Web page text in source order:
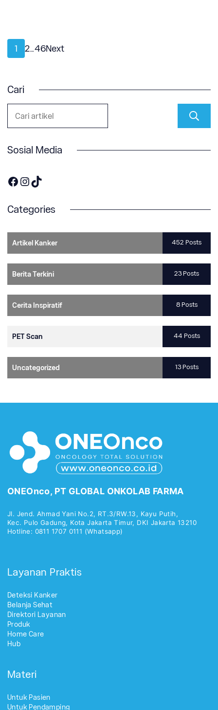
Posts
Page
1 Page
2…Page
46Next
Cari
Sosial Media
https://www.facebook.com/OneOnco-104876148400857
https://www.instagram.com/accounts/login/?next=/one.onco/
TikTok
Categories
Artikel Kanker 452 Posts
Berita Terkini 23 Posts
Cerita Inspiratif 8 Posts
PET Scan 44 Posts
Uncategorized 13 Posts
ONEOnco, PT GLOBAL ONKOLAB FARMA
Jl. Jend. Ahmad Yani No.2, RT.3/RW.13, Kayu Putih,
Kec. Pulo Gadung, Kota Jakarta Timur, DKI Jakarta 13210
Hotline: 0811 1707 0111 (Whatsapp)
Layanan Praktis
Deteksi Kanker
Belanja Sehat
Direktori Layanan
Produk
Home Care
Hub
Materi
Untuk Pasien
Untuk Pendamping